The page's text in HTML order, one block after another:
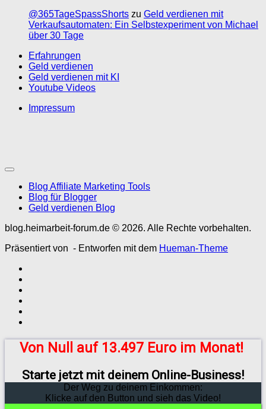
@365TageSpassShorts zu Geld verdienen mit
Verkaufsautomaten: Ein Selbstexperiment von Michael
über 30 Tage
Erfahrungen
Geld verdienen
Geld verdienen mit KI
Youtube Videos
Impressum
Blog Affiliate Marketing Tools
Blog für Blogger
Geld verdienen Blog
blog.heimarbeit-forum.de © 2026. Alle Rechte vorbehalten.
Präsentiert von - Entworfen mit dem Hueman-Theme
Von Null auf 13.497 Euro im Monat!
Starte jetzt mit deinem Online-Business!
Der Weg zu deinem Einkommen:
Klicke auf den Button und sieh das Video!